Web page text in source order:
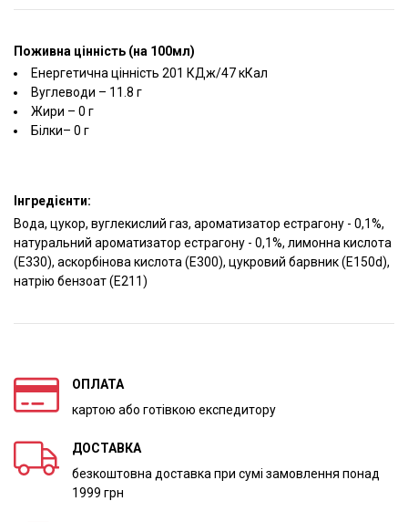
Поживна цінність (на 100мл)
Енергетична цінність 201 КДж/47 кКал
Вуглеводи – 11.8 г
Жири – 0 г
Білки– 0 г
Інгредієнти:
Вода, цукор, вуглекислий газ, ароматизатор естрагону - 0,1%,
натуральний ароматизатор естрагону - 0,1%, лимонна кислота
(E330), аскорбінова кислота (E300), цукровий барвник (E150d),
натрію бензоат (E211)
ОПЛАТА
картою або готівкою експедитору
ДОСТАВКА
безкоштовна доставка при сумі замовлення понад
1999 грн